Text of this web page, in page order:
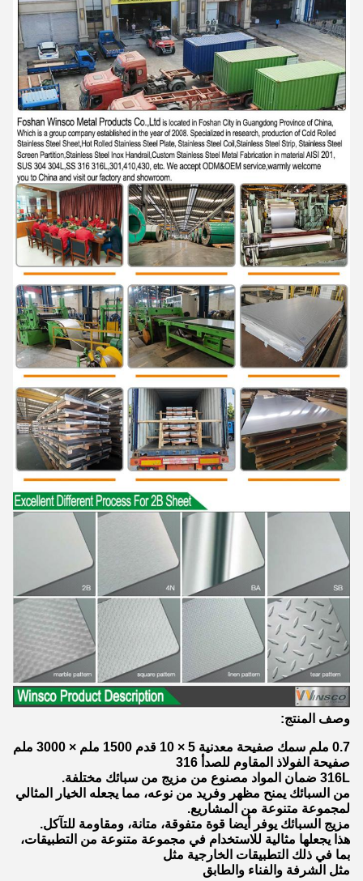
وصف المنتج:
0.7 ملم سمك صفيحة معدنية 5 × 10 قدم 1500 ملم × 3000 ملم
صفيحة الفولاذ المقاوم للصدأ 316
316L ضمان المواد مصنوع من مزيج من سبائك مختلفة.
من السبائك يمنح مظهر وفريد من نوعه، مما يجعله الخيار المثالي
لمجموعة متنوعة من المشاريع.
مزيج السبائك يوفر أيضا قوة متفوقة، متانة، ومقاومة للتآكل.
هذا يجعلها مثالية للاستخدام في مجموعة متنوعة من التطبيقات،
بما في ذلك التطبيقات الخارجية مثل
مثل الشرفة والفناء والطابق